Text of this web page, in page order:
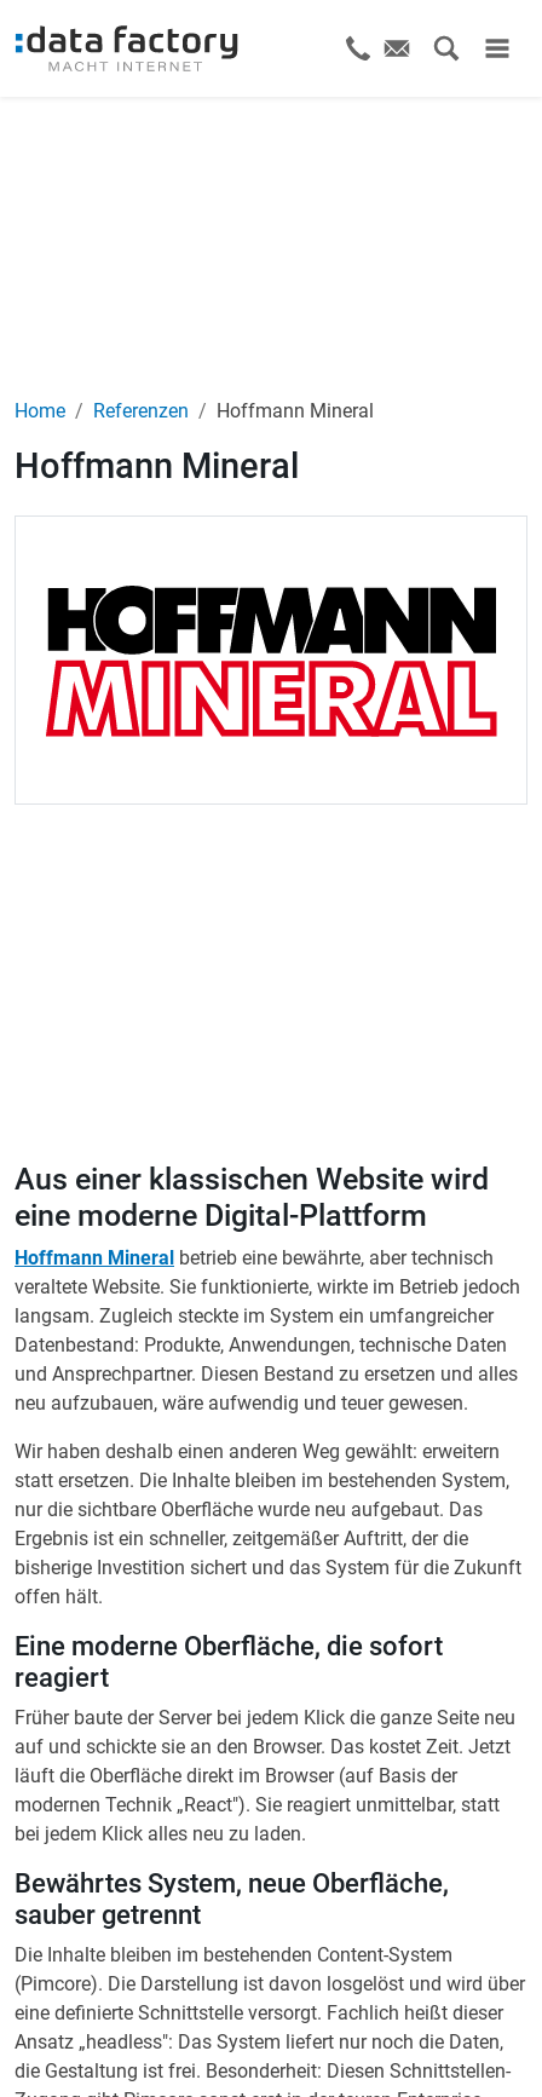
Home Referenzen Hoffmann Mineral
Hoffmann Mineral
Aus einer klassischen Website wird
eine moderne Digital-Plattform
Hoffmann Mineral betrieb eine bewährte, aber technisch
veraltete Website. Sie funktionierte, wirkte im Betrieb jedoch
langsam. Zugleich steckte im System ein umfangreicher
Datenbestand: Produkte, Anwendungen, technische Daten
und Ansprechpartner. Diesen Bestand zu ersetzen und alles
neu aufzubauen, wäre aufwendig und teuer gewesen.
Wir haben deshalb einen anderen Weg gewählt: erweitern
statt ersetzen. Die Inhalte bleiben im bestehenden System,
nur die sichtbare Oberfläche wurde neu aufgebaut. Das
Ergebnis ist ein schneller, zeitgemäßer Auftritt, der die
bisherige Investition sichert und das System für die Zukunft
offen hält.
Eine moderne Oberfläche, die sofort
reagiert
Früher baute der Server bei jedem Klick die ganze Seite neu
auf und schickte sie an den Browser. Das kostet Zeit. Jetzt
läuft die Oberfläche direkt im Browser (auf Basis der
modernen Technik „React"). Sie reagiert unmittelbar, statt
bei jedem Klick alles neu zu laden.
Bewährtes System, neue Oberfläche,
sauber getrennt
Die Inhalte bleiben im bestehenden Content-System
(Pimcore). Die Darstellung ist davon losgelöst und wird über
eine definierte Schnittstelle versorgt. Fachlich heißt dieser
Ansatz „headless": Das System liefert nur noch die Daten,
die Gestaltung ist frei. Besonderheit: Diesen Schnittstellen-